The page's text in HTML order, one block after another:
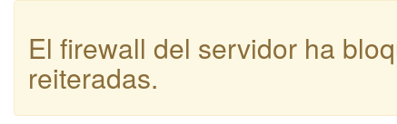
El firewall del servidor ha
reiteradas.